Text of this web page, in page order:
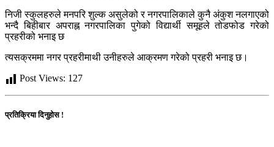
निजी स्कुलहरुले मनपरि शुल्क असुलेको र नगरपालिकाले कुनै अंकुश नलगाएको
भन्दै बिहीबार अपराह्न नगरपालिका पुगेको विद्यार्थी समूहले तोडफोड गरेको
प्रहरीको भनाइ छ
त्यसक्रममा नगर प्रहरीमाथी उनीहरुले आक्रमण गरेको प्रहरी भनाइ छ।
Post Views: 127
प्रतिक्रिया दिनुहोस !